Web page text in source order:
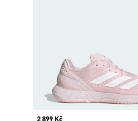
Price
2 899 Kč